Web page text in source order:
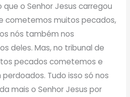
o Senhor Jesus carregou
cometemos muitos pecados,
nós também nos
deles. Mas, no tribunal de
pecados cometemos e
Tudo isso só nos
mais o Senhor Jesus por